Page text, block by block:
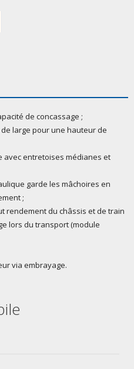
de concassage ;
large pour une hauteur de
avec entretoises médianes et
garde les mâchoires en
;
rendement du châssis et de train
lors du transport (module
via embrayage.